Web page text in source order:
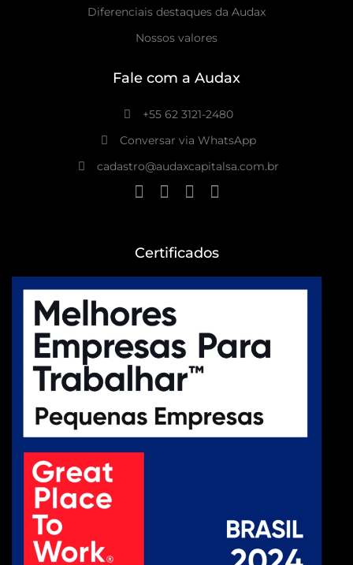
Diferenciais destaques da Audax
Nossos valores
Fale com a Audax
+55 62 3121-2480
Conversar via WhatsApp
cadastro@audaxcapitalsa.com.br
Certificados